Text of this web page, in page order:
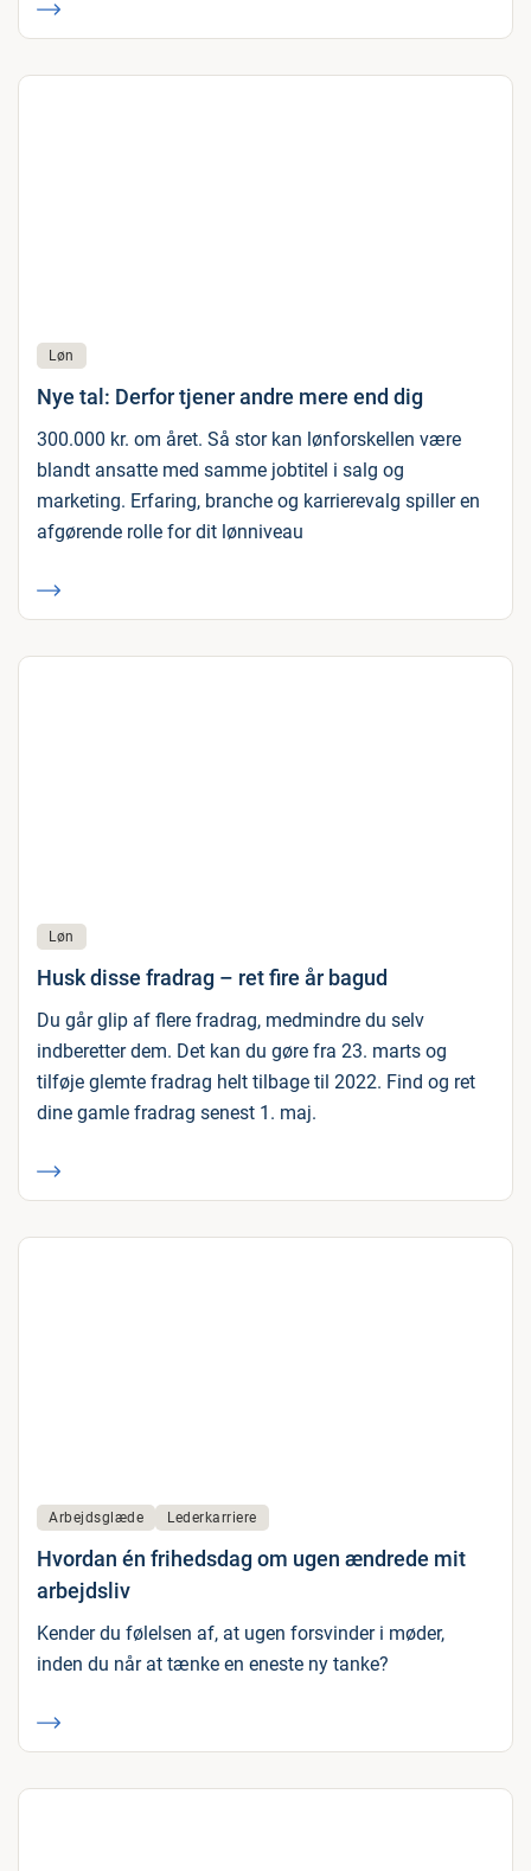
Løn
Nye tal: Derfor tjener andre mere end dig
300.000 kr. om året. Så stor kan lønforskellen være
blandt ansatte med samme jobtitel i salg og
marketing. Erfaring, branche og karrierevalg spiller en
afgørende rolle for dit lønniveau
Løn
Husk disse fradrag – ret fire år bagud
Du går glip af flere fradrag, medmindre du selv
indberetter dem. Det kan du gøre fra 23. marts og
tilføje glemte fradrag helt tilbage til 2022. Find og ret
dine gamle fradrag senest 1. maj.
Arbejdsglæde Lederkarriere
Hvordan én frihedsdag om ugen ændrede mit
arbejdsliv
Kender du følelsen af, at ugen forsvinder i møder,
inden du når at tænke en eneste ny tanke?